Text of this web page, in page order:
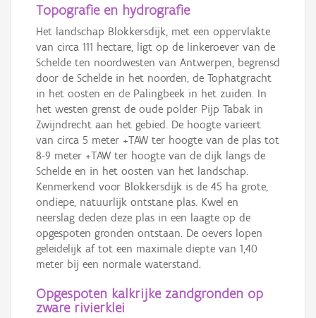
Topografie en hydrografie
Het landschap Blokkersdijk, met een oppervlakte
van circa 111 hectare, ligt op de linkeroever van de
Schelde ten noordwesten van Antwerpen, begrensd
door de Schelde in het noorden, de Tophatgracht
in het oosten en de Palingbeek in het zuiden. In
het westen grenst de oude polder Pijp Tabak in
Zwijndrecht aan het gebied. De hoogte varieert
van circa 5 meter +TAW ter hoogte van de plas tot
8-9 meter +TAW ter hoogte van de dijk langs de
Schelde en in het oosten van het landschap.
Kenmerkend voor Blokkersdijk is de 45 ha grote,
ondiepe, natuurlijk ontstane plas. Kwel en
neerslag deden deze plas in een laagte op de
opgespoten gronden ontstaan. De oevers lopen
geleidelijk af tot een maximale diepte van 1,40
meter bij een normale waterstand.
Opgespoten kalkrijke zandgronden op
zware rivierklei